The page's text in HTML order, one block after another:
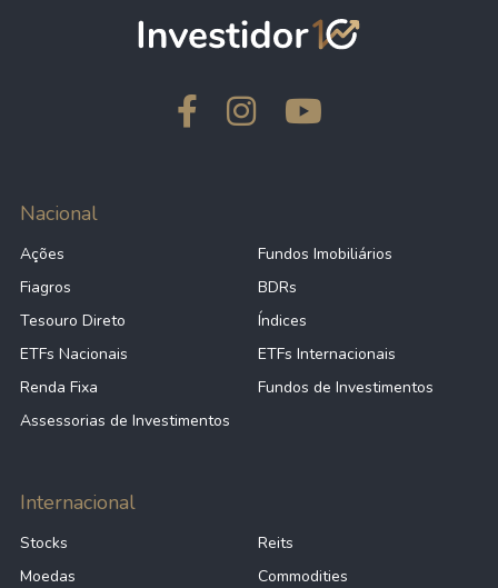
Nacional
Ações
Fundos Imobiliários
Fiagros
BDRs
Tesouro Direto
Índices
ETFs Nacionais
ETFs Internacionais
Renda Fixa
Fundos de Investimentos
Assessorias de Investimentos
Internacional
Stocks
Reits
Moedas
Commodities